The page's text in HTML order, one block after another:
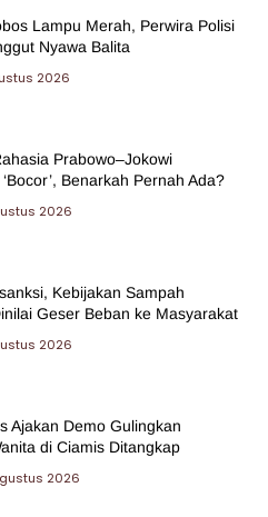
Lampu Merah, Perwira Polisi
Nyawa Balita
2026
Prabowo–Jokowi
Benarkah Pernah Ada?
2026
Kebijakan Sampah
Geser Beban ke Masyarakat
2026
Ajakan Demo Gulingkan
di Ciamis Ditangkap
2026